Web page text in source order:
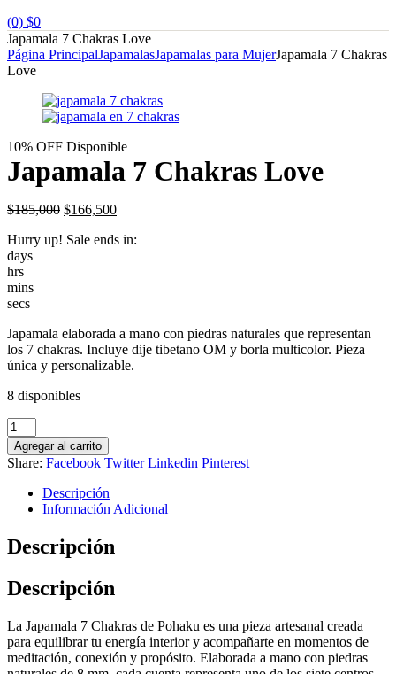
(0) $0
Japamala 7 Chakras Love
Página PrincipalJapamalasJapamalas para MujerJapamala 7 Chakras
Love
10% OFF Disponible
Japamala 7 Chakras Love
$185,000 Original
was:
$166,500Current
is:
Hurry up! Sale ends in:
days
hrs
mins
secs
Japamala elaborada a mano con piedras naturales que representan
los 7 chakras. Incluye dije tibetano OM y borla multicolor. Pieza
única y personalizable.
8 disponibles
Japamala
7
Chakras
Love
cantidad
Agregar al carrito
Share: Facebook Twitter Linkedin Pinterest
Descripción
Información Adicional
Descripción
Descripción
La Japamala 7 Chakras de Pohaku es una pieza artesanal creada
para equilibrar tu energía interior y acompañarte en momentos de
meditación, conexión y propósito. Elaborada a mano con piedras